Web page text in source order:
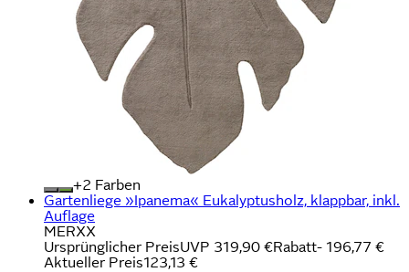
+
Farben
Gartenliege »Ipanema« Eukalyptusholz, klappbar, inkl.
Auflage
MERXX
Ursprünglicher PreisUVP 319,90 €Rabatt- 196,77 €
Aktueller Preis123,13 €